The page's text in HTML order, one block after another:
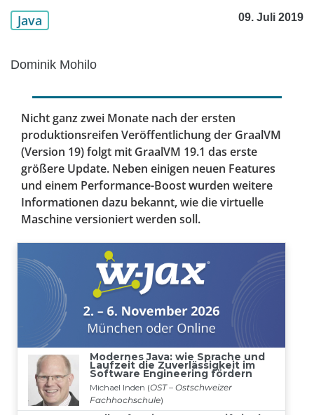
Java 09. Juli 2019
Dominik Mohilo
Nicht ganz zwei Monate nach der ersten
produktionsreifen Veröffentlichung der GraalVM
(Version 19) folgt mit GraalVM 19.1 das erste
größere Update. Neben einigen neuen Features
und einem Performance-Boost wurden weitere
Informationen dazu bekannt, wie die virtuelle
Maschine versioniert werden soll.